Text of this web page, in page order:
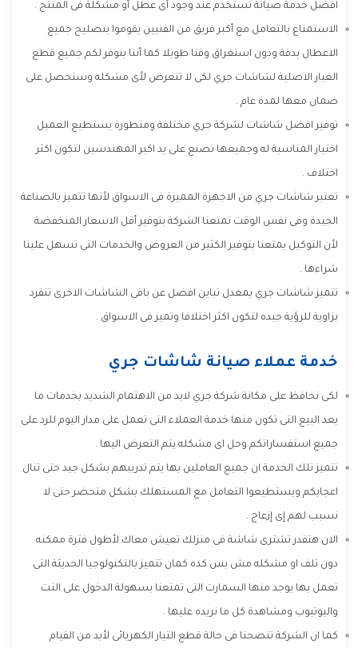
افضل خدمة صيانة تستخدم عند وجود أى عطل أو مشكلة فى المنتج .
الاستمتاع بالتعامل مع أكبر فريق من الفنيين يقوموا بتصليح جميع
الاعطال بدقة ودون استغراق وقتا طويلا كما أننا بنوفر لكم جميع قطع
الغيار الاصلية لشاشات جري لكى لا تتعرض لأى مشكله وستحصل على
ضمان معها لمدة عام .
توفير افضل شاشات لشركة جري مختلفة ومتطورة يستطيع العميل
اختيار المناسبة له وجميعها تصنع على يد اكبر المهندسين لتكون اكثر
اختلاف .
تعتبر شاشات جري من الاجهزة المميزة فى الاسواق لأنها تتميز بالصناعة
الجيدة وفى نفس الوقت تمتعنا الشركة بتوفير أقل الاسعار المنخفضة
لأن التوكيل يمتعنا بتوفير الكثير من العروض والخدمات التى تسهل علينا
شراءها .
تتميز شاشات جري بمعدل تباين افضل عن باقى الشاشات الاخرى تنفرد
بزاوية للرؤية جيده لتكون اكثر اختلافا وتميز فى الاسواق .
خدمة عملاء صيانة شاشات جري
لكى نحافظ على مكانة شركة جري لابد من الاهتمام الشديد بخدمات ما
بعد البيع التى تكون منها خدمة العملاء التى تعمل على مدار اليوم للرد على
جميع استفساراتكم وحل اى مشكله يتم التعرض اليها .
تتميز تلك الخدمة ان جميع العاملين بها يتم تدريبهم بشكل جيد حتى تنال
اعجابكم ويستطيعوا التعامل مع المستهلك بشكل متحضر حتى لا
نسبب لهم إى إزعاج .
الان هتقدر تشترى شاشة فى منزلك تعيش معاك لأطول فترة ممكنه
دون تلف او مشكله مش بس كده كمان تتميز بالتكنولوجيا الحديثة التى
تعمل بها يوجد منها السمارت التى تمتعنا بسهولة الدخول على النت
واليوتيوب ومشاهدة كل ما نريده عليها .
كما ان الشركة تنصحنا فى حالة قطع التيار الكهربائى لأبد من القيام